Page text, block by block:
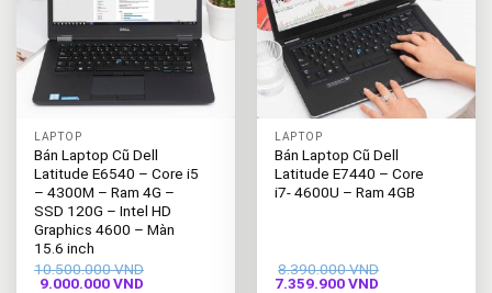
LAPTOP
Bán Laptop Cũ Dell
Latitude E6540 – Core i5
– 4300M – Ram 4G –
SSD 120G – Intel HD
Graphics 4600 – Màn
15.6 inch
10.500.000VND
Giá
9.000.000VND
LAPTOP
Bán Laptop Cũ Dell
Latitude E7440 – Core
i7- 4600U – Ram 4GB
8.390.000VND
Giá
7.359.900VND